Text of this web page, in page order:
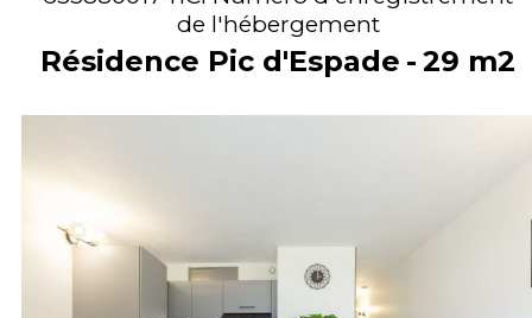
de l'hébergement
Résidence Pic d'Espade 29 m2